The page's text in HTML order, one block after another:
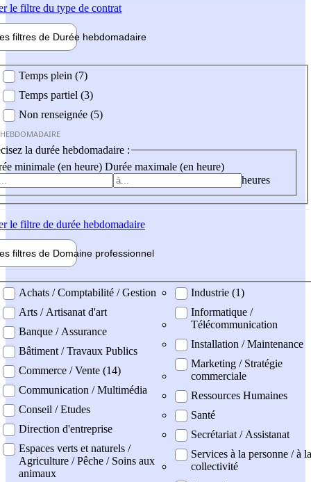
le filtre du type de contrat
filtres de Durée hebdomadaire
Temps plein (7)
Temps partiel (3)
Non renseignée (5)
la durée hebdomadaire :
minimale (en heure) Durée maximale (en heure)
heures
le filtre de durée hebdomadaire
filtres de Domaine professionnel
professionel
Achats / Comptabilité / Gestion
Arts / Artisanat d'art
Banque / Assurance
Bâtiment / Travaux Publics
Commerce / Vente (14)
Communication / Multimédia
Conseil / Etudes
Direction d'entreprise
Espaces verts et naturels /
Agriculture / Pêche / Soins aux
animaux
Industrie (1)
Informatique /
Télécommunication
Installation / Maintenance
Marketing / Stratégie
commerciale
Ressources Humaines
Santé
Secrétariat / Assistanat
Services à la personne / à la
collectivité